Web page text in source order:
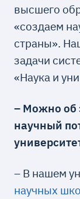
высшего
«создаем
страны».
задачи
«Наука и
– Можно об
научный
– В нашем
научных